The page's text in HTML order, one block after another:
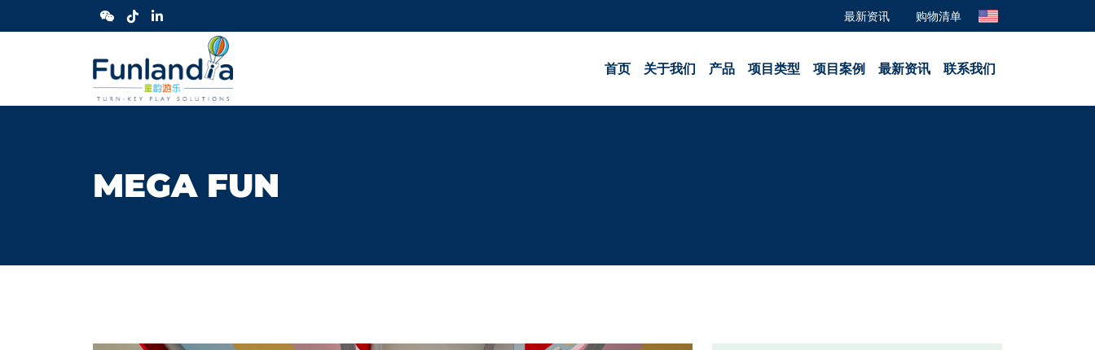
最新资讯 购物清单
首页 关于我们 产品 项目类型 项目案例 最新资讯 联系我们
MEGA FUN